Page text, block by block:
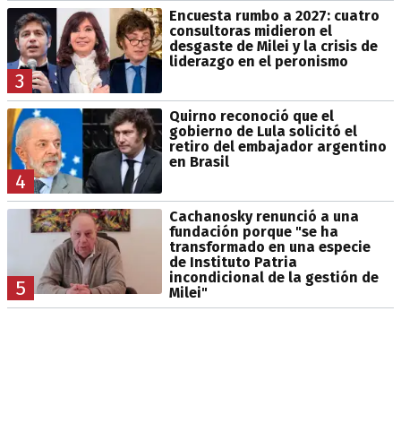
3
Encuesta rumbo a 2027: cuatro
consultoras midieron el
desgaste de Milei y la crisis de
liderazgo en el peronismo
4
Quirno reconoció que el
gobierno de Lula solicitó el
retiro del embajador argentino
en Brasil
5
Cachanosky renunció a una
fundación porque "se ha
transformado en una especie
de Instituto Patria
incondicional de la gestión de
Milei"